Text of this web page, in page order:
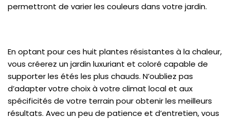
permettront de varier les couleurs dans votre jardin.
En optant pour ces huit plantes résistantes à la chaleur,
vous créerez un jardin luxuriant et coloré capable de
supporter les étés les plus chauds. N’oubliez pas
d’adapter votre choix à votre climat local et aux
spécificités de votre terrain pour obtenir les meilleurs
résultats. Avec un peu de patience et d’entretien, vous